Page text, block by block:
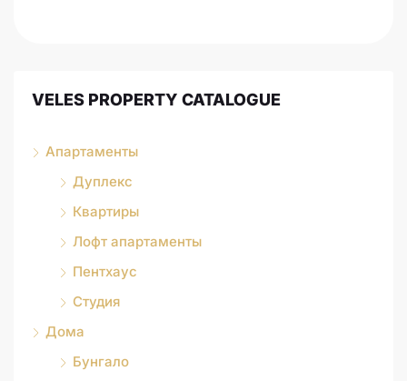
VELES PROPERTY CATALOGUE
Апартаменты
Дуплекс
Квартиры
Лофт апартаменты
Пентхаус
Студия
Дома
Бунгало